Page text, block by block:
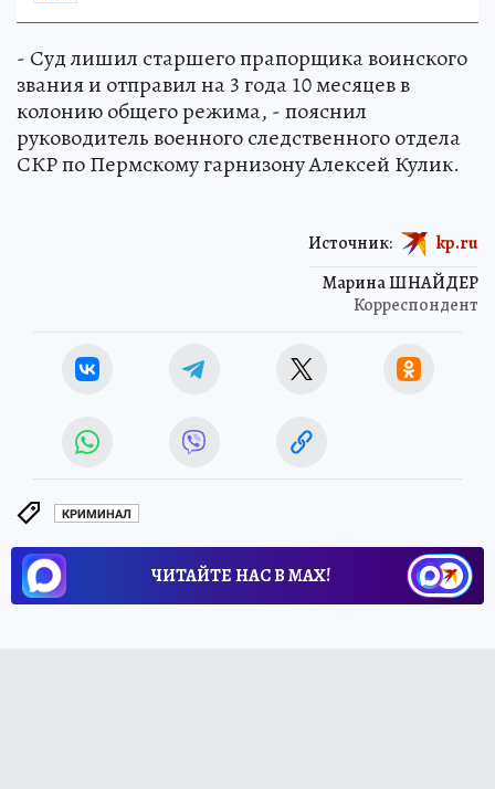
- Суд лишил старшего прапорщика воинского
звания и отправил на 3 года 10 месяцев в
колонию общего режима, - пояснил
руководитель военного следственного отдела
СКР по Пермскому гарнизону Алексей Кулик.
Марина ШНАЙДЕР
Корреспондент
Источник: kp.ru
КРИМИНАЛ
ЧИТАЙТЕ НАС В МАХ!